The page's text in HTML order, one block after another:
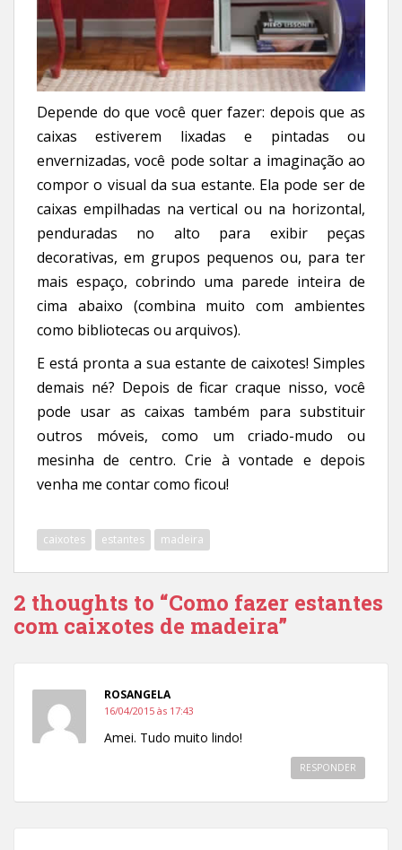
Depende do que você quer fazer: depois que as
caixas estiverem lixadas e pintadas ou
envernizadas, você pode soltar a imaginação ao
compor o visual da sua estante. Ela pode ser de
caixas empilhadas na vertical ou na horizontal,
penduradas no alto para exibir peças
decorativas, em grupos pequenos ou, para ter
mais espaço, cobrindo uma parede inteira de
cima abaixo (combina muito com ambientes
como bibliotecas ou arquivos).
E está pronta a sua estante de caixotes! Simples
demais né? Depois de ficar craque nisso, você
pode usar as caixas também para substituir
outros móveis, como um criado-mudo ou
mesinha de centro. Crie à vontade e depois
venha me contar como ficou!
caixotes estantes madeira
2 thoughts to “Como fazer estantes
com caixotes de madeira”
ROSANGELA
16/04/2015 às 17:43
Amei. Tudo muito lindo!
RESPONDER